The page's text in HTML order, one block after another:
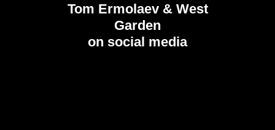
Tom Ermolaev & West
Garden
on social media